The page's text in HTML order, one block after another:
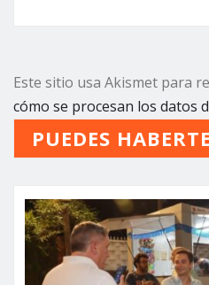
Este sitio usa Akismet para
cómo se procesan los datos
PUEDES